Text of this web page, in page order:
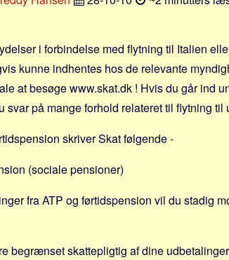
i forbindelse med flytning til Italien
kunne indhentes hos de relevante
at besøge www.skat.dk ! Hvis du går ind
svar på mange forhold relateret til flytning til
skriver Skat følgende -
(sociale pensioner)
fra ATP og førtidspension vil du stadig
begrænset skattepligtig af dine